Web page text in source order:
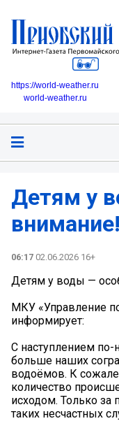
https://world-weather.ru
world-weather.ru
Детям у
внимание!
06:17 02.06.2026 16+
Детям у воды —
МКУ «Управление
информирует:
С наступлением
больше наших
водоёмов. К
количество
исходом. Только за
таких несчастных